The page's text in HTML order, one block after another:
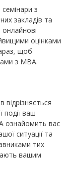
з
закладів та
онлайнові
оцінками
щоб
з MBA.
відрізняється
події ваш
ознайомить вас
ситуації та
тих
вашим